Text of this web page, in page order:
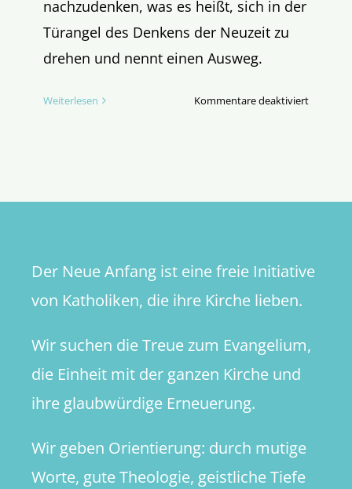
nachzudenken, was es heißt, sich in der
Türangel des Denkens der Neuzeit zu
drehen und nennt einen Ausweg.
Weiterlesen Kommentare deaktiviertfür
Der Neue Anfang ist eine freie Initiative
von Katholiken, die ihre Kirche lieben.
Wir suchen die Treue zum Evangelium,
die Einheit mit der ganzen Kirche und
ihre glaubwürdige Erneuerung.
Wir geben Orientierung: durch mutige
Worte, gute Theologie, geistliche Tiefe